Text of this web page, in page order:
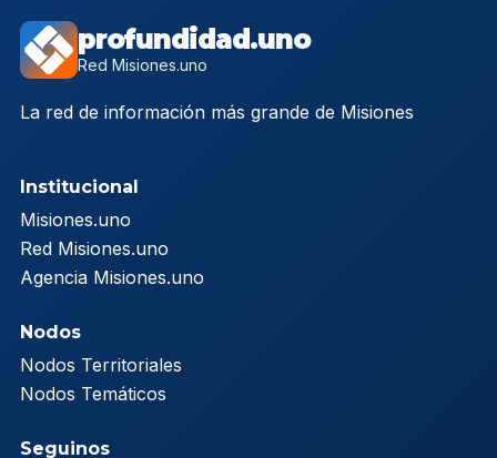
profundidad.uno
Red Misiones.uno
La red de información más grande de Misiones
Institucional
Misiones.uno
Red Misiones.uno
Agencia Misiones.uno
Nodos
Nodos Territoriales
Nodos Temáticos
Seguinos